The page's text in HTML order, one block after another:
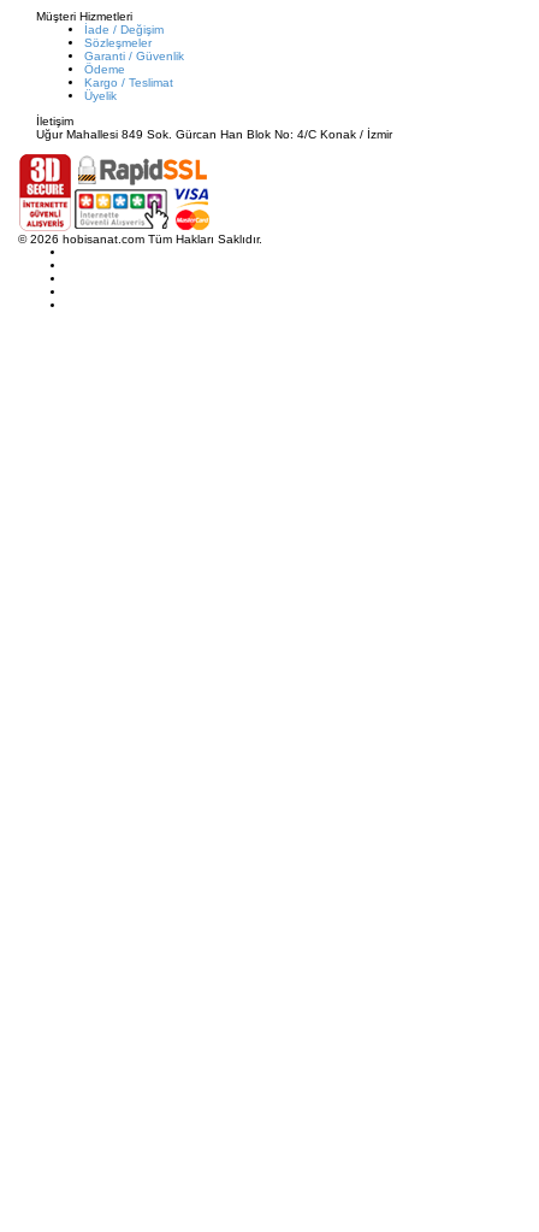
Müşteri Hizmetleri
İade / Değişim
Sözleşmeler
Garanti / Güvenlik
Ödeme
Kargo / Teslimat
Üyelik
İletişim
Uğur Mahallesi 849 Sok. Gürcan Han Blok No: 4/C Konak / İzmir
© 2026 hobisanat.com Tüm Hakları Saklıdır.